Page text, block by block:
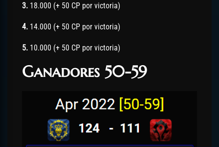
3. 18.000 (+ 50 CP por victoria)
4. 14.000 (+ 50 CP por victoria)
5. 10.000 (+ 50 CP por victoria)
Ganadores 50-59